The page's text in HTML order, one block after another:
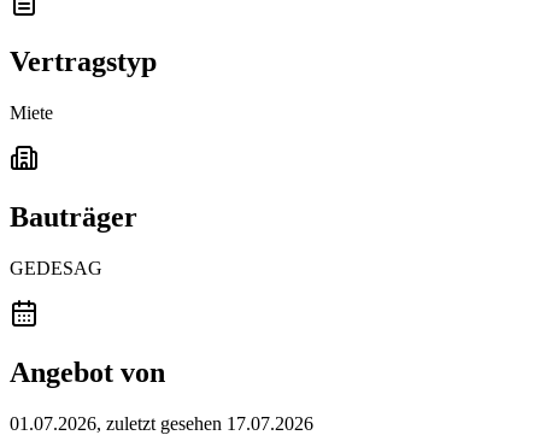
Vertragstyp
Miete
Bauträger
GEDESAG
Angebot von
01.07.2026, zuletzt gesehen 17.07.2026